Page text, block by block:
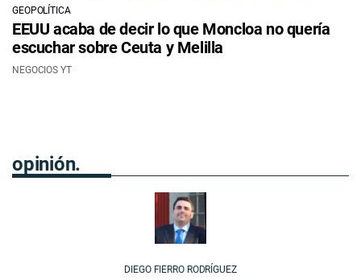
GEOPOLÍTICA
EEUU acaba de decir lo que Moncloa no quería
escuchar sobre Ceuta y Melilla
NEGOCIOS YT
opinión.
DIEGO FIERRO RODRÍGUEZ